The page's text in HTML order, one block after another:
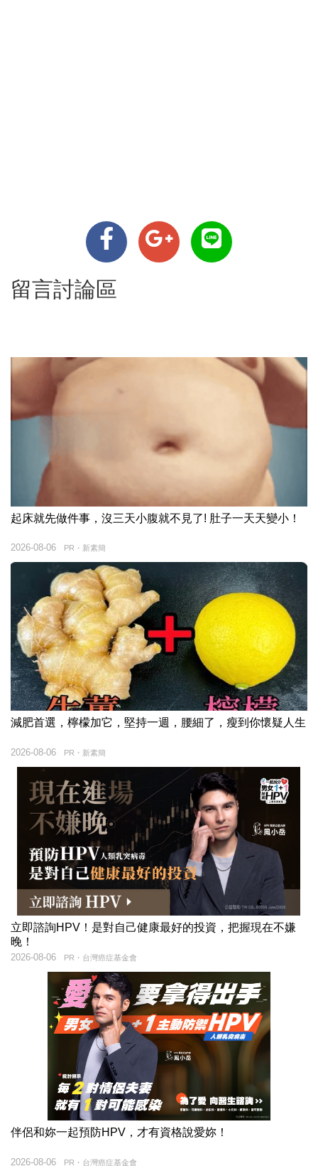
留言討論區
起床就先做件事，沒三天小腹就不見了! 肚子一天天變小！
PR・新素簡
2026-08-06
減肥首選，檸檬加它，堅持一週，腰細了，瘦到你懷疑人生
PR・新素簡
2026-08-06
立即諮詢HPV！是對自己健康最好的投資，把握現在不嫌
晚！
PR・台灣癌症基金會
2026-08-06
伴侶和妳一起預防HPV，才有資格說愛妳！
PR・台灣癌症基金會
2026-08-06